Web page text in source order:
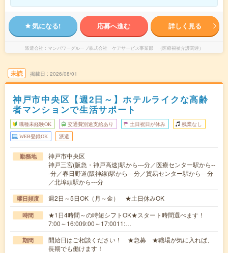
気になる! 応募へ進む 詳しく見る
派遣会社 マンパワーグループ株式会社 ケアサービス事業部 （医療福祉介護関連）
未読 掲載日 2026/08/01
神戸市中央区【週2日～】ホテルライクな高齢
者マンションで生活サポート
職種未経験OK 交通費別途支給あり 土日祝日が休み 残業なし
WEB登録OK 派遣
勤務地
神戸市中央区
神戸三宮(阪急・神戸高速)駅から---分／医療センター駅から--
-分／春日野道(阪神線)駅から---分／貿易センター駅から---分
／北埠頭駅から---分
曜日頻度 週2日～5日OK（月～金） ★土日休みOK
時間
★1日4時間～の時短シフトOK★スタート時間選べます！
7:00～16:009:00～17:0011:…
期間
開始日はご相談ください！ ★急募 ★職場が気に入れば、
長期でも働けます！